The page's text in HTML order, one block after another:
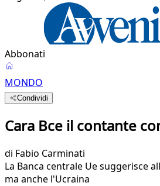
Abbonati
MONDO
Condividi
Cara Bce il contante
di Fabio Carminati
La Banca centrale Ue suggerisce
ma anche l'Ucraina